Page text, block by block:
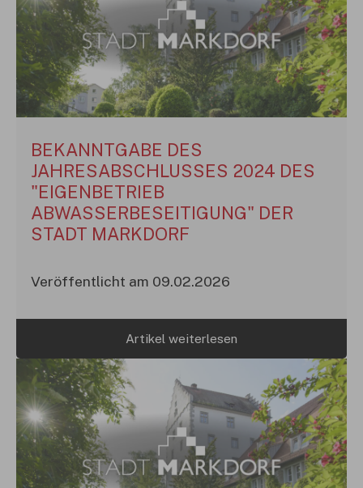
BEKANNTGABE DES
JAHRESABSCHLUSSES 2024 DES
"EIGENBETRIEB
ABWASSERBESEITIGUNG" DER
STADT MARKDORF
Veröffentlicht am 09.02.2026
Artikel weiterlesen